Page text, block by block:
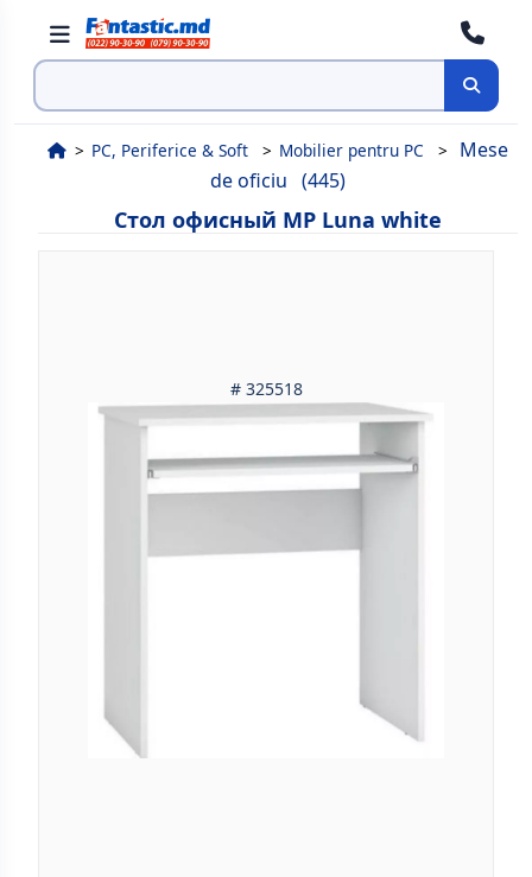
Поиск
PC, Periferice & Soft Mobilier pentru PC
Mese
de oficiu (445)
Стол офисный MP Luna white
# 325518